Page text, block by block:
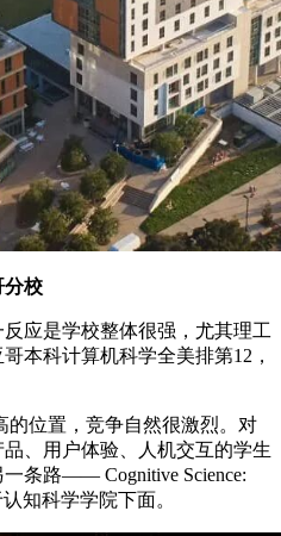
校
应是学校整体很强，尤其理工
本科计算机科学全美排第12，
的位置，竞争自然很激烈。对
、用户体验、人机交互的学生
条路—— Cognitive Science:
知科学学院下面。